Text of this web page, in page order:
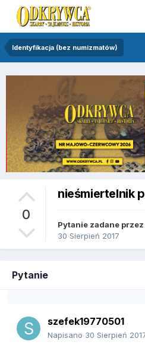
Identyfikacja (bez numizmatów)
0
nieśmiertelnik
Pytanie zadane przez
30 Sierpień 2017
Pytanie
szefek19770501
Napisano 30 Sierpień